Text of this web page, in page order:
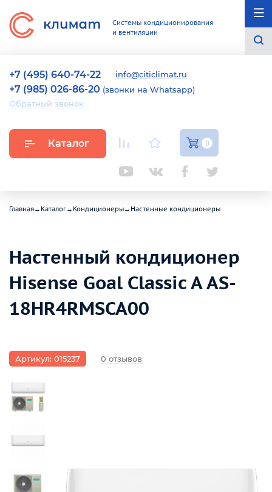
Системы кондиционирования
и вентиляции
+7 (495) 640-74-22 info@citiclimat.ru
+7 (985) 026-86-20 (звонки на Whatsapp)
Обратный звонок
Каталог 0
Главная→ Каталог→ Кондиционеры→ Настенные кондиционеры
Настенный кондиционер
Hisense Goal Classic A AS-
18HR4RMSCA00
Артикул: 015237 0 отзывов